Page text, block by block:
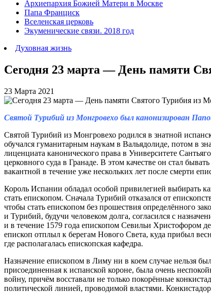
Архиепархия Божией Матери в Москве
Папа Франциск
Вселенская церковь
Экуменические связи. 2018 год
Духовная жизнь
Сегодня 23 марта — День памяти
23 Марта 2021
Святой Турибий из Монгровехо был канонизирован
Святой Турибий из Монгровехо родился в знатной
обучался гуманитарным наукам в Вальядолиде, потом в
лиценциата канонического права в Университете
церковного суда в Гранаде. В этом качестве он стал
вакантной в течение уже нескольких лет после смерти
Король Испании обладал особой привилегией выбирать
стать епископом. Сначала Турибий отказался от
чтобы стать епископом без прошествия определённого
и Турибий, будучи человеком долга, согласился с
и в течение 1579 года епископом Севильи Христофором
епископ отплыл к берегам Нового Света, куда прибыл
где располагалась епископская кафедра.
Назначение епископом в Лиму ни в коем случае нельзя
присоединенная к испанской короне, была очень
войну, причём восставали не только покорённые
политической линией, проводимой властями.